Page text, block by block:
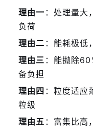
理由一 ：处理量
负荷
理由二 ：能耗极低
理由三 ：能抛除
备负担
理由四 ：粒度适
粒级
理由五 ：富集比